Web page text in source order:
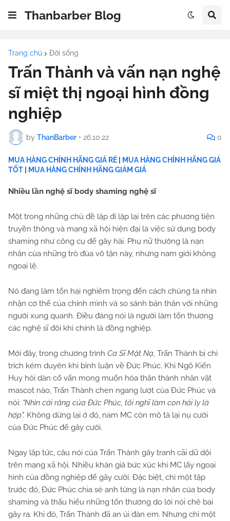
Thanbarber Blog
Trang chủ Đời sống
Trấn Thành và vấn nạn nghệ
sĩ miệt thị ngoại hình đồng
nghiệp
by ThanBarber • 26.10.22 0
MUA HÀNG CHÍNH HÃNG GIÁ RẺ
MUA HÀNG CHÍNH HÃNG GIÁ
TỐT
MUA HÀNG CHÍNH HÃNG GIẢM GIÁ
Nhiều lần nghệ sĩ body shaming nghệ sĩ
Một trong những chủ đề lặp đi lặp lại trên các phương tiện
truyền thông và mạng xã hội hiện đại là việc sử dụng body
shaming như công cụ để gây hài. Phụ nữ thường là nạn
nhân của những trò đùa vô tận này, nhưng nam giới không
ngoại lệ.
Nó đang làm tổn hại nghiêm trọng đến cách chúng ta nhìn
nhận cơ thể của chính mình và so sánh bản thân với những
người xung quanh. Điều đáng nói là người làm tổn thương
các nghệ sĩ đôi khi chính là đồng nghiệp.
Mới đây, trong chương trình Ca Sĩ Mặt Nạ, Trấn Thành bị chỉ
trích kém duyên khi bình luận về Đức Phúc. Khi Ngô Kiến
Huy hỏi dàn cố vấn mong muốn hóa thân thành nhân vật
mascot nào, Trấn Thành chen ngang lượt của Đức Phúc và
nói: "Nhìn cái răng của Đức Phúc, tôi nghĩ làm con hải ly là
hợp". Không dừng lại ở đó, nam MC còn mô tả lại nụ cười
của Đức Phúc để gây cười.
Ngay lập tức, câu nói của Trấn Thành gây tranh cãi dữ dội
trên mạng xã hội. Nhiều khán giả bức xúc khi MC lấy ngoại
hình của đồng nghiệp để gây cười. Đặc biệt, chỉ một tập
trước đó, Đức Phúc chia sẻ anh từng là nạn nhân của body
shaming và thấu hiểu những tổn thương do lời nói chê bai
gây ra. Khi đó, Trấn Thành đã an ủi đàn em. Nhưng chỉ một